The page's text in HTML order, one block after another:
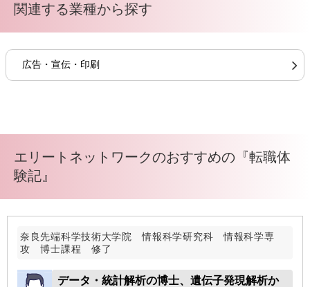
関連する業種から探す
広告・宣伝・印刷
エリートネットワークのおすすめの『転職体
験記』
奈良先端科学技術大学院 情報科学研究科 情報科学専
攻 博士課程 修了
データ・統計解析の博士、遺伝子発現解析か